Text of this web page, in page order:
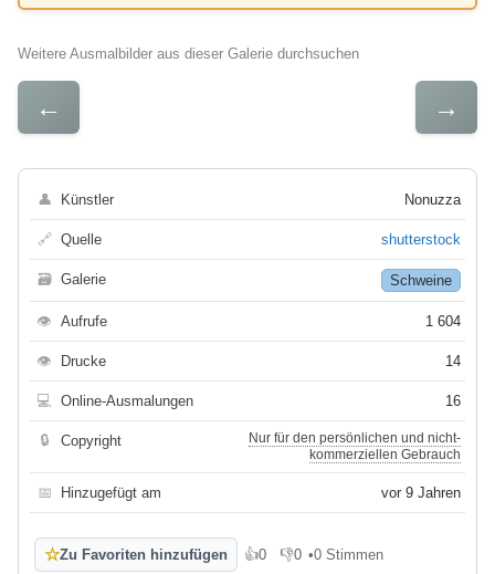
Weitere Ausmalbilder aus dieser Galerie durchsuchen
← →
👤 Künstler Nonuzza
🔗 Quelle shutterstock
🗃 Galerie Schweine
👁 Aufrufe 1 604
👁 Drucke 14
💻 Online-Ausmalungen 16
🔒 Copyright
Nur für den persönlichen und nicht-
kommerziellen Gebrauch
📅 Hinzugefügt am vor 9 Jahren
☆Zu Favoriten hinzufügen 👍0
Gefällt mir
👎0
Gefällt mir nicht
•0 Stimmen